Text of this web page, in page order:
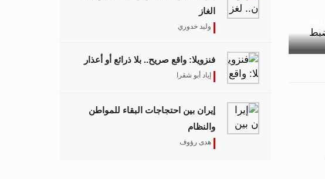
الغاز
وليد خدوري
فنزويلا: واقع صريح.. بلا ذرائع أو أعذار
إياد أبو شقرا
إيران بين احتجاجات البقاء للمواطن
والنظام
هدى رؤوف